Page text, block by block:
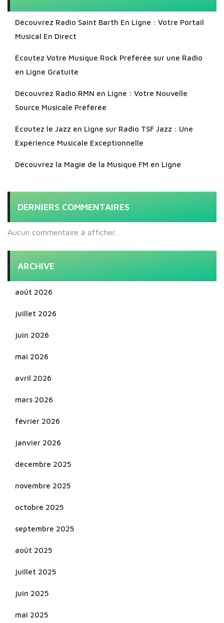
Découvrez Radio Saint Barth En Ligne : Votre Portail
Musical En Direct
Écoutez Votre Musique Rock Préférée sur une Radio
en Ligne Gratuite
Découvrez Radio RMN en Ligne : Votre Nouvelle
Source Musicale Préférée
Écoutez le Jazz en Ligne sur Radio TSF Jazz : Une
Expérience Musicale Exceptionnelle
Découvrez la Magie de la Musique FM en Ligne
DERNIERS COMMENTAIRES
Aucun commentaire à afficher.
ARCHIVE
août 2026
juillet 2026
juin 2026
mai 2026
avril 2026
mars 2026
février 2026
janvier 2026
décembre 2025
novembre 2025
octobre 2025
septembre 2025
août 2025
juillet 2025
juin 2025
mai 2025